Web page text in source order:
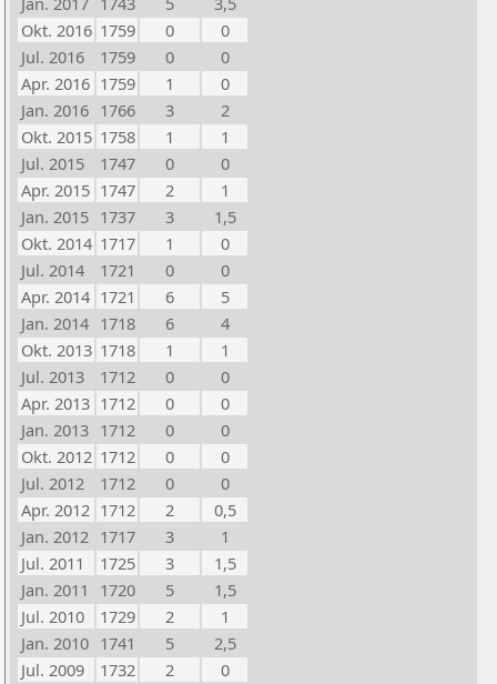
Okt. 2016 1759 0
0
Jul. 2016
1759 0
0
Apr. 2016 1759 1
0
Jan. 2016 1766 3
2
Okt. 2015 1758 1
1
Jul. 2015
1747 0
0
Apr. 2015 1747 2
1
Jan. 2015 1737 3
1,5
Okt. 2014 1717 1
0
Jul. 2014
1721 0
0
Apr. 2014 1721 6
5
Jan. 2014 1718 6
4
Okt. 2013 1718 1
1
Jul. 2013
1712 0
0
Apr. 2013 1712 0
0
Jan. 2013 1712 0
0
Okt. 2012 1712 0
0
Jul. 2012
1712 0
0
Apr. 2012 1712 2
0,5
Jan. 2012 1717 3
1
Jul. 2011
1725 3
1,5
Jan. 2011
1720 5
1,5
Jul. 2010
1729 2
1
Jan. 2010 1741 5
2,5
Jul. 2009
1732 2
0